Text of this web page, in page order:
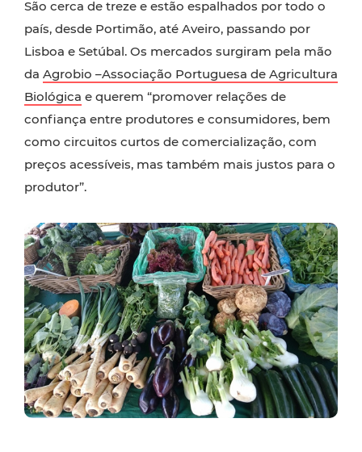
São cerca de treze e estão espalhados por todo o
país, desde Portimão, até Aveiro, passando por
Lisboa e Setúbal. Os mercados surgiram pela mão
da Agrobio –Associação Portuguesa de Agricultura
Biológica e querem “promover relações de
confiança entre produtores e consumidores, bem
como circuitos curtos de comercialização, com
preços acessíveis, mas também mais justos para o
produtor”.